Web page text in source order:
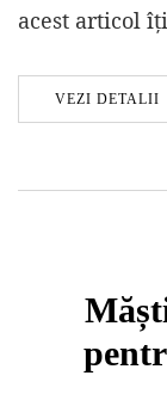
acest articol
VEZI DETALII